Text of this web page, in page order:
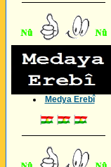
Medya Erebî